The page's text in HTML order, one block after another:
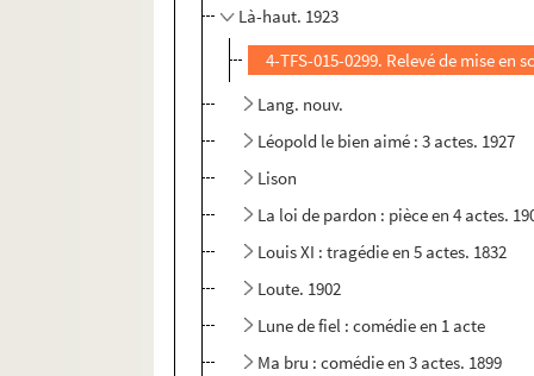
Là-haut. 1923
4-TFS-015-0299. Relevé de mise en
Lang. nouv.
Léopold le bien aimé : 3 actes. 1927
Lison
La loi de pardon : pièce en 4 actes.
Louis XI : tragédie en 5 actes. 1832
Loute. 1902
Lune de fiel : comédie en 1 acte
Ma bru : comédie en 3 actes. 1899